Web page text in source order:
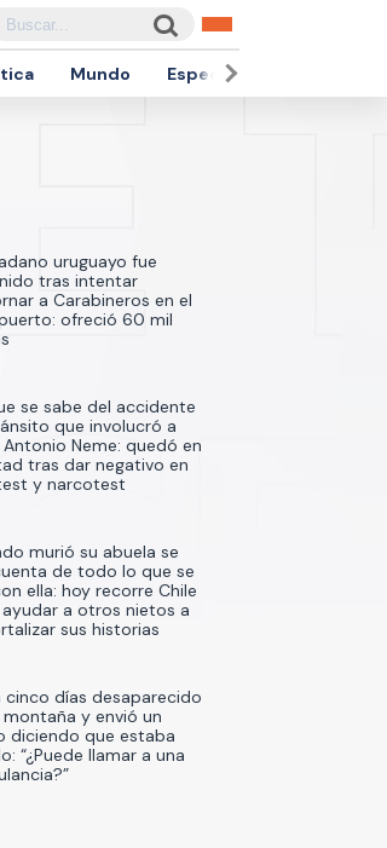
Mundo Espectáculos
uruguayo fue
tras intentar
a Carabineros en el
ofreció 60 mil
se sabe del accidente
que involucró a
Neme: quedó en
tras dar negativo en
y narcotest
murió su abuela se
de todo lo que se
ella: hoy recorre Chile
a otros nietos a
sus historias
cinco días desaparecido
montaña y envió un
diciendo que estaba
“¿Puede llamar a una